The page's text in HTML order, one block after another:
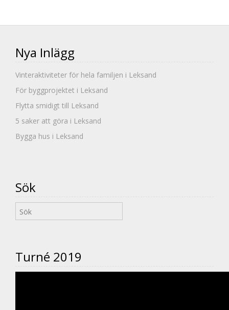
Nya Inlägg
Vinteraktiviteter för hela familjen i Leksand
För byggprojektet i Leksand
Flytta smidigt till Leksand
5 saker att göra i Leksand
Bygga hus i Leksand
Sök
Turné 2019